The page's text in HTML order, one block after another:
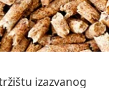
izazvanog